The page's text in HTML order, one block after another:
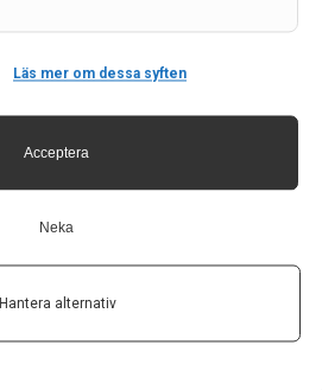
Läs mer om dessa syften
Acceptera
Neka
Hantera alternativ